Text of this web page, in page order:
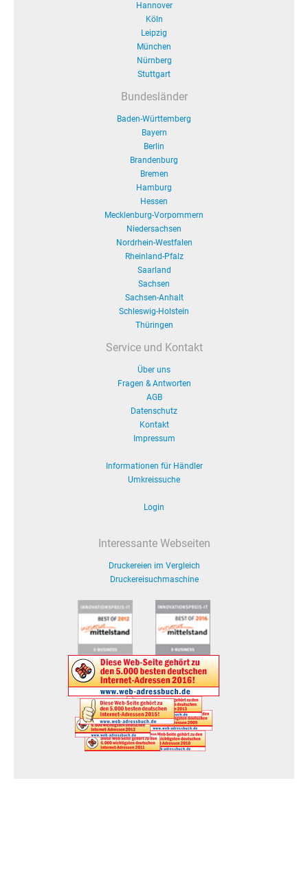
Hannover
Köln
Leipzig
München
Nürnberg
Stuttgart
Bundesländer
Baden-Württemberg
Bayern
Berlin
Brandenburg
Bremen
Hamburg
Hessen
Mecklenburg-Vorpommern
Niedersachsen
Nordrhein-Westfalen
Rheinland-Pfalz
Saarland
Sachsen
Sachsen-Anhalt
Schleswig-Holstein
Thüringen
Service und Kontakt
Über uns
Fragen & Antworten
AGB
Datenschutz
Kontakt
Impressum
Informationen für Händler
Umkreissuche
Login
Interessante Webseiten
Druckereien im Vergleich
Druckereisuchmaschine